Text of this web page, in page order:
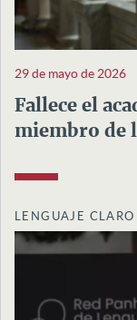
29 de mayo de 2026
Fallece el
miembro de
LENGUAJE CLARO